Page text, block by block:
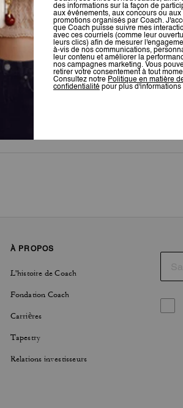
manière dont nous vérifions nos avis, cliquezici.
À PROPOS
L'histoire de Coach
Fondation Coach
Carrières
Tapestry
Relations investisseurs